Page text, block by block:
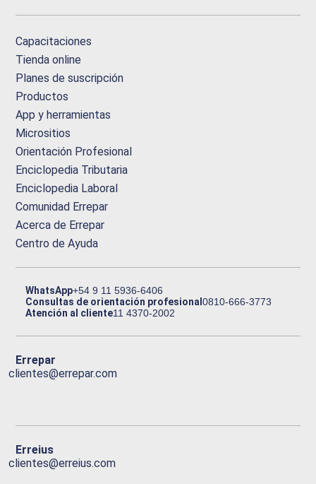
Capacitaciones
Tienda online
Planes de suscripción
Productos
App y herramientas
Micrositios
Orientación Profesional
Enciclopedia Tributaria
Enciclopedia Laboral
Comunidad Errepar
Acerca de Errepar
Centro de Ayuda
WhatsApp+54 9 11 5936-6406
Consultas de orientación profesional0810-666-3773
Atención al cliente11 4370-2002
Errepar
clientes@errepar.com
Erreius
clientes@erreius.com